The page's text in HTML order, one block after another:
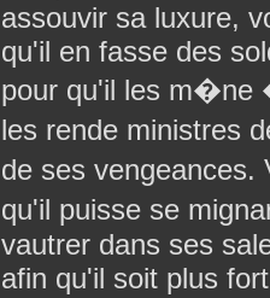
assouvir sa luxure,
qu'il en fasse des
pour qu'il les m�ne
les rende ministres
de ses
qu'il puisse se
vautrer dans ses
afin qu'il soit plus